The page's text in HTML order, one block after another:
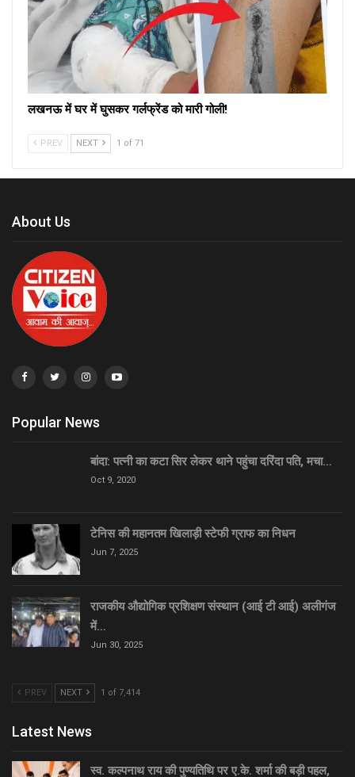
लखनऊ में घर में घुसकर गर्लफ्रेंड को मारी गोली!
PREV NEXT 1 of 71
About Us
Popular News
बांदा: पत्नी का कटा सिर लेकर थाने पहुंचा दरिंदा पति, मचा…
Oct 9, 2020
टेनिस की महानतम खिलाड़ी स्टेफी ग्राफ का निधन
Jun 7, 2025
राजकीय औद्योगिक प्रशिक्षण संस्थान (आई टी आई) अलीगंज
में…
Jun 30, 2025
PREV NEXT 1 of 7,414
Latest News
स्व. कल्पनाथ राय की पुण्यतिथि पर ए.के. शर्मा की बड़ी पहल,